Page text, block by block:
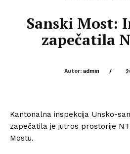
Sanski Most:
zapečatila
Autor: admin /
Kantonalna inspekcija Unsko-
zapečatila je jutros prostorije
Mostu.